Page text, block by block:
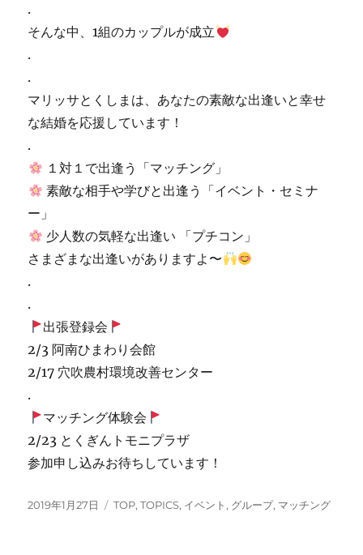
.
そんな中、1組のカップルが成立
.
.
マリッサとくしまは、あなたの素敵な出逢いと幸せ
な結婚を応援しています！
.
１対１で出逢う「マッチング」
素敵な相手や学びと出逢う「イベント・セミナ
ー」
少人数の気軽な出逢い 「プチコン」
さまざまな出逢いがありますよ〜
.
.
出張登録会
2/3 阿南ひまわり会館
2/17 穴吹農村環境改善センター
.
マッチング体験会
2/23 とくぎんトモニプラザ
参加申し込みお待ちしています！
投
2019年1月27日
カ
TOP,TOPICS, イベント , グループ, マッチング